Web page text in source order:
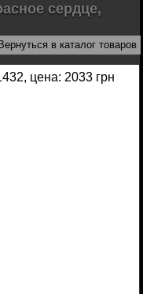
сердце,
Вернуться в каталог товаров